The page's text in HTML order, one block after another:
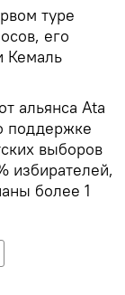
туре
его
Кемаль
альянса Ata
поддержке
выборов
избирателей,
более 1